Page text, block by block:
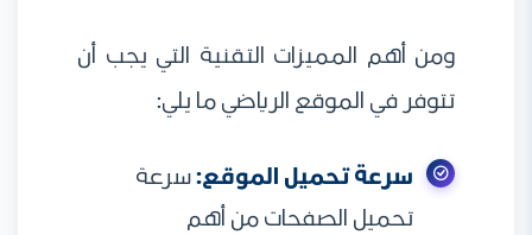
ومن أهم المميزات التقنية التي يجب أن
تتوفر في الموقع الرياضي ما يلي:
سرعة تحميل الموقع:سرعة
تحميل الصفحات من أهم